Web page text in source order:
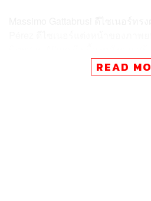
Zendaya ในแต่ละช่วงเวลา ทั้งคู่เ
เป็นแนวทางในการกำหนดทิศทาง
READ